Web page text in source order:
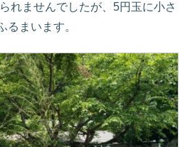
れませんでしたが、5円玉に小さ
るまいます。